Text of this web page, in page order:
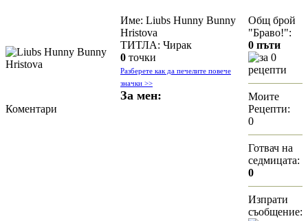
Име: Liubs Hunny Bunny
Hristova
ТИТЛА: Чирак
0 точки
Разберете как да печелите повече
значки >>
За мен:
Коментари
Общ брой
"Браво!":
0 пъти
за 0
рецепти
Моите
Рецепти:
0
Готвач на
седмицата:
0
Изпрати
съобщение: